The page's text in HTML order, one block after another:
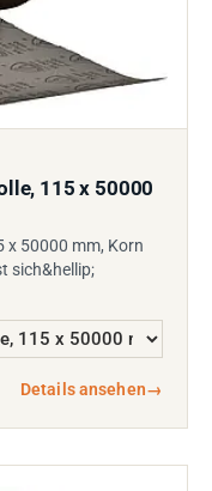
115 x 50000
x 50000 mm, Korn
sich&hellip;
Details ansehen→